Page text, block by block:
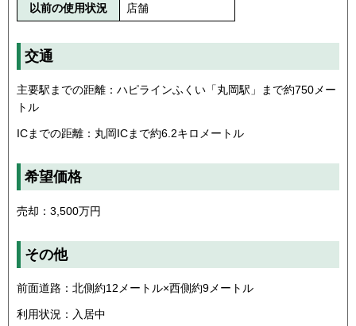
以前の使用状況 店舗
交通
主要駅までの距離：ハピラインふくい「丸岡駅」まで約750メー
トル
ICまでの距離：丸岡ICまで約6.2キロメートル
希望価格
売却：3,500万円
その他
前面道路：北側約12メートル×西側約9メートル
利用状況：入居中